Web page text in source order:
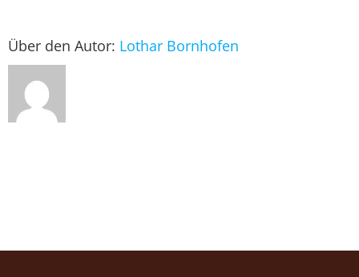
Über den Autor: Lothar Bornhofen